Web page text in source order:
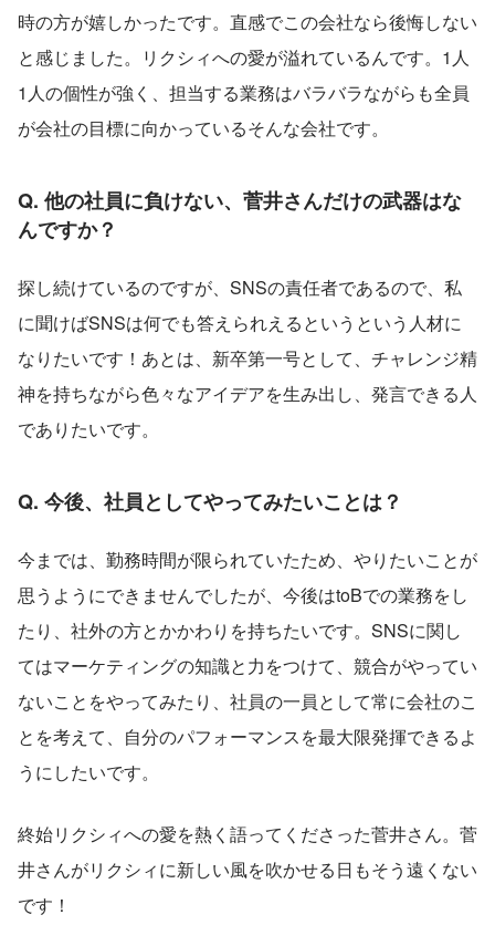
時の方が嬉しかったです。直感でこの会社なら後悔しない
と感じました。リクシィへの愛が溢れているんです。1人
1人の個性が強く、担当する業務はバラバラながらも全員
が会社の目標に向かっているそんな会社です。
Q. 他の社員に負けない、菅井さんだけの武器はな
んですか？
探し続けているのですが、SNSの責任者であるので、私
に聞けばSNSは何でも答えられえるというという人材に
なりたいです！あとは、新卒第一号として、チャレンジ精
神を持ちながら色々なアイデアを生み出し、発言できる人
でありたいです。
Q. 今後、社員としてやってみたいことは？
今までは、勤務時間が限られていたため、やりたいことが
思うようにできませんでしたが、今後はtoBでの業務をし
たり、社外の方とかかわりを持ちたいです。SNSに関し
てはマーケティングの知識と力をつけて、競合がやってい
ないことをやってみたり、社員の一員として常に会社のこ
とを考えて、自分のパフォーマンスを最大限発揮できるよ
うにしたいです。
終始リクシィへの愛を熱く語ってくださった菅井さん。菅
井さんがリクシィに新しい風を吹かせる日もそう遠くない
です！